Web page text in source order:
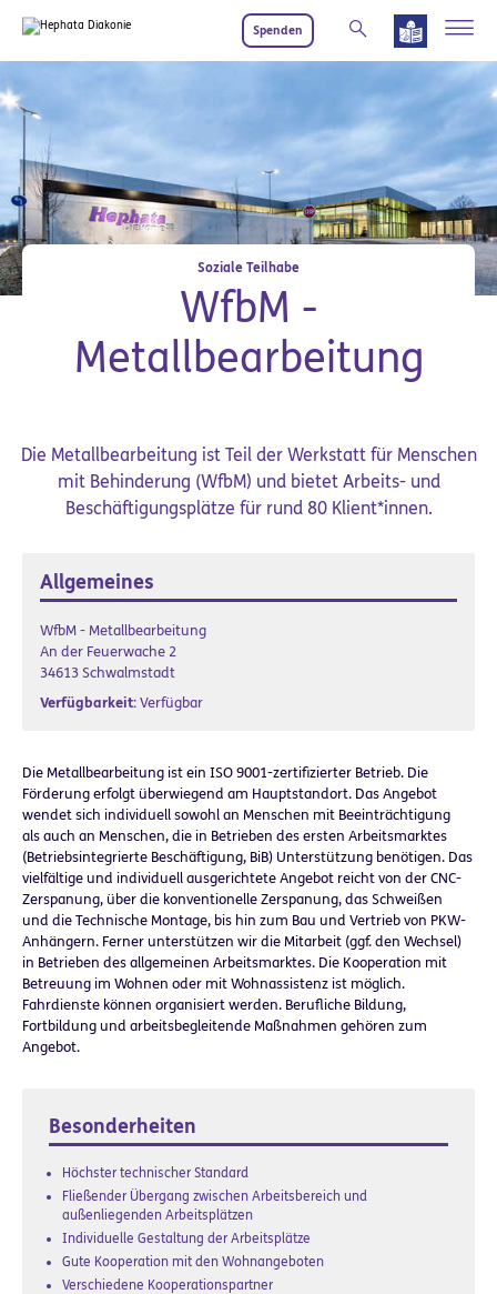
Spenden
Soziale Teilhabe
WfbM -
Metallbearbeitung
Die Metallbearbeitung ist Teil der Werkstatt für Menschen
mit Behinderung (WfbM) und bietet Arbeits- und
Beschäftigungsplätze für rund 80 Klient*innen.
Allgemeines
WfbM - Metallbearbeitung
An der Feuerwache 2
34613 Schwalmstadt
Verfügbarkeit: Verfügbar
Die Metallbearbeitung ist ein ISO 9001-zertifizierter Betrieb. Die
Förderung erfolgt überwiegend am Hauptstandort. Das Angebot
wendet sich individuell sowohl an Menschen mit Beeinträchtigung
als auch an Menschen, die in Betrieben des ersten Arbeitsmarktes
(Betriebsintegrierte Beschäftigung, BiB) Unterstützung benötigen. Das
vielfältige und individuell ausgerichtete Angebot reicht von der CNC-
Zerspanung, über die konventionelle Zerspanung, das Schweißen
und die Technische Montage, bis hin zum Bau und Vertrieb von PKW-
Anhängern. Ferner unterstützen wir die Mitarbeit (ggf. den Wechsel)
in Betrieben des allgemeinen Arbeitsmarktes. Die Kooperation mit
Betreuung im Wohnen oder mit Wohnassistenz ist möglich.
Fahrdienste können organisiert werden. Berufliche Bildung,
Fortbildung und arbeitsbegleitende Maßnahmen gehören zum
Angebot.
Besonderheiten
Höchster technischer Standard
Fließender Übergang zwischen Arbeitsbereich und
außenliegenden Arbeitsplätzen
Individuelle Gestaltung der Arbeitsplätze
Gute Kooperation mit den Wohnangeboten
Verschiedene Kooperationspartner